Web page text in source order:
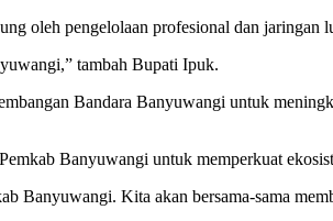
oleh pengelolaan profesional dan jaringan
tambah Bupati Ipuk.
Bandara Banyuwangi untuk
Banyuwangi untuk memperkuat
Banyuwangi. Kita akan bersama-sama